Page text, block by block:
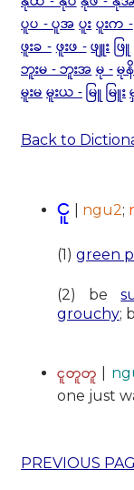
ပူပ - ပူအပူးပူးက -
ဖူးခ -ဖူးဖ -ဖျူးဖြူ
ဘူးမ - ဘူးအမု -မု
မူးမမူးယ -မြူ မြူး
Back to
ငူ ngu2;
(1) green
(2) be
grouchy;
ငူတူတူ
one just
PREVIOUS